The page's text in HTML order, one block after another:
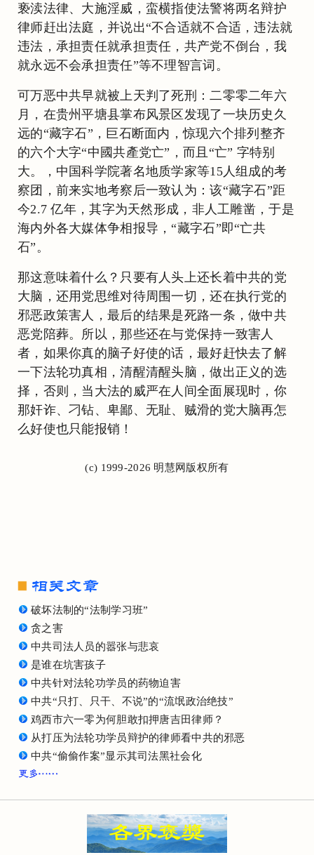
亵渎法律、大施淫威，蛮横指使法警将两名辩护
律师赶出法庭，并说出“不合适就不合适，违法就
违法，承担责任就承担责任，共产党不倒台，我
就永远不会承担责任”等不理智言词。
可万恶中共早就被上天判了死刑：二零零二年六
月，在贵州平塘县掌布风景区发现了一块历史久
远的“藏字石”，巨石断面内，惊现六个排列整齐
的六个大字“中國共產党亡”，而且“亡” 字特别
大。，中国科学院著名地质学家等15人组成的考
察团，前来实地考察后一致认为：该“藏字石”距
今2.7 亿年，其字为天然形成，非人工雕凿，于是
海内外各大媒体争相报导，“藏字石”即“亡共
石”。
那这意味着什么？只要有人头上还长着中共的党
大脑，还用党思维对待周围一切，还在执行党的
邪恶政策害人，最后的结果是死路一条，做中共
恶党陪葬。所以，那些还在与党保持一致害人
者，如果你真的脑子好使的话，最好赶快去了解
一下法轮功真相，清醒清醒头脑，做出正义的选
择，否则，当大法的威严在人间全面展现时，你
那奸诈、刁钻、卑鄙、无耻、贼滑的党大脑再怎
么好使也只能报销！
(c) 1999-2026 明慧网版权所有
破坏法制的“法制学习班”
贪之害
中共司法人员的嚣张与悲哀
是谁在坑害孩子
中共针对法轮功学员的药物迫害
中共“只打、只干、不说”的“流氓政治绝技”
鸡西市六一零为何胆敢扣押唐吉田律师？
从打压为法轮功学员辩护的律师看中共的邪恶
中共“偷偷作案”显示其司法黑社会化